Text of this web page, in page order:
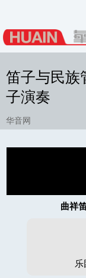
笛子与民族
子演奏
华音网
曲祥